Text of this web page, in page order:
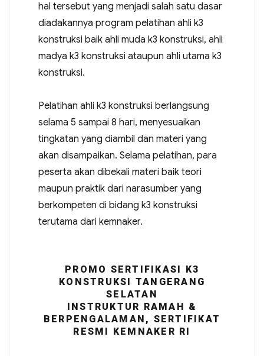
hal tersebut yang menjadi salah satu dasar
diadakannya program pelatihan ahli k3
konstruksi baik ahli muda k3 konstruksi, ahli
madya k3 konstruksi ataupun ahli utama k3
konstruksi.
Pelatihan ahli k3 konstruksi berlangsung
selama 5 sampai 8 hari, menyesuaikan
tingkatan yang diambil dan materi yang
akan disampaikan. Selama pelatihan, para
peserta akan dibekali materi baik teori
maupun praktik dari narasumber yang
berkompeten di bidang k3 konstruksi
terutama dari kemnaker.
PROMO SERTIFIKASI K3
KONSTRUKSI TANGERANG
SELATAN
INSTRUKTUR RAMAH &
BERPENGALAMAN, SERTIFIKAT
RESMI KEMNAKER RI